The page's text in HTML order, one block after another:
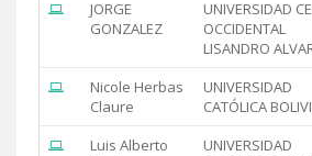
JORGE
GONZALEZ
UNIVERSIDAD
OCCIDENTAL
LISANDRO
Nicole Herbas
Claure
UNIVERSIDAD
CATÓLICA
Luis Alberto
UNIVERSIDAD